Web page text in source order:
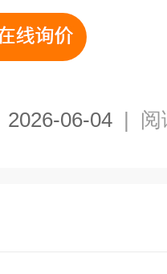
2026-06-04 | 阅